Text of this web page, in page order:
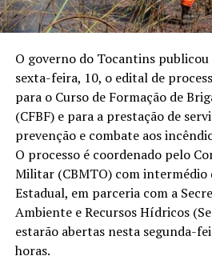
O governo do Tocantins
sexta-feira, 10, o edital de
para o Curso de Formação de
(CFBF) e para a prestação de
prevenção e combate aos
O processo é coordenado pelo
Militar (CBMTO) com intermédio
Estadual, em parceria com a
Ambiente e Recursos Hídricos
estarão abertas nesta segunda-
horas.